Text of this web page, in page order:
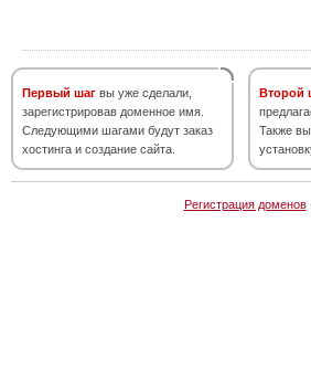
Первый шаг вы уже сделали,
зарегистрировав доменное имя.
Следующими шагами будут заказ
хостинга и создание сайта.
Второй
Также
Регистрация доменов